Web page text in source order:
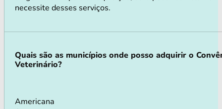
necessite desses serviços.
Quais são as municípios onde posso adquirir o
Veterinário?
Americana